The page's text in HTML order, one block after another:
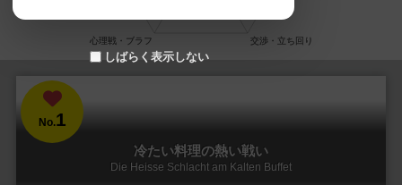
No.1
冷たい料理の熱い戦い
Die Heisse Schlacht am Kalten Buffet
しばらく表示しない